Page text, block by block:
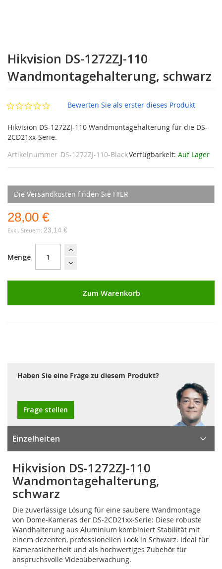
Anfang
der
Bildgalerie
springen
Hikvision DS-1272ZJ-110
Wandmontagehalterung, schwarz
Bewerten Sie als erster dieses Produkt
Hikvision DS-1272ZJ-110 Wandmontagehalterung für die DS-
2CD21xx-Serie.
Verfügbarkeit: Auf Lager
Artikelnummer DS-1272ZJ-110-Black
Die Versandkosten finden Sie HIER
28,00 €
23,14 €
Menge
Zum Warenkorb
Haben Sie eine Frage zu diesem Produkt?
Frage stellen
Einzelheiten
Hikvision DS-1272ZJ-110
Wandmontagehalterung,
schwarz
Die zuverlässige Lösung für eine saubere Wandmontage
von Dome-Kameras der DS‑2CD21xx‑Serie: Diese robuste
Wandhalterung aus Aluminium kombiniert Stabilität mit
einem dezenten, professionellen Look in Schwarz. Ideal für
Kamerasicherheit und als hochwertiges Zubehör für
anspruchsvolle Videoüberwachung.